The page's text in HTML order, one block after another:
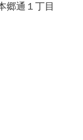
郷通１丁目